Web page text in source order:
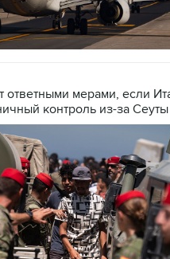
ответными мерами, если
контроль из-за Сеуты